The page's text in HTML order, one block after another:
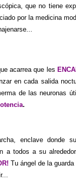
que no tiene
por la medicina
acarrea que les
en cada salida
de las neuronas
.
enclave donde
a todos a su
Tu ángel de la